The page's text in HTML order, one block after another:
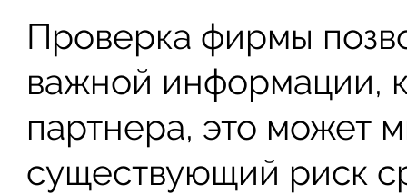
Проверка фирмы
важной информации,
партнера, это может
существующий риск